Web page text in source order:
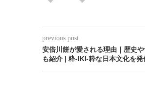
previous post
安倍川餅が愛される理由｜歴史
も紹介 | 粋-IKI-粋な日本文化を